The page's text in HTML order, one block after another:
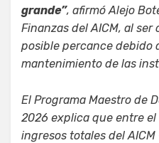
grande”, afirmó Alejo
Finanzas del AICM, al
posible percance debido
mantenimiento de las
El Programa Maestro de
2026 explica que entre el
ingresos totales del